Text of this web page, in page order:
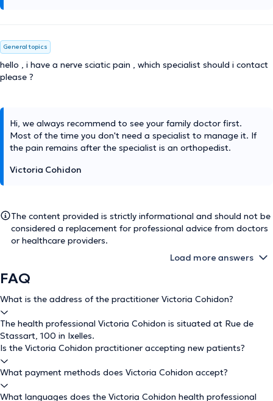
General topics
hello , i have a nerve sciatic pain , which specialist should i contact
please ?
Hi, we always recommend to see your family doctor first.
Most of the time you don't need a specialist to manage it. If
the pain remains after the specialist is an orthopedist.
Victoria Cohidon
The content provided is strictly informational and should not be
considered a replacement for professional advice from doctors
or healthcare providers.
Load more answers
FAQ
What is the address of the practitioner Victoria Cohidon?
The health professional Victoria Cohidon is situated at Rue de
Stassart, 100 in Ixelles.
Is the Victoria Cohidon practitioner accepting new patients?
What payment methods does Victoria Cohidon accept?
What languages does the Victoria Cohidon health professional